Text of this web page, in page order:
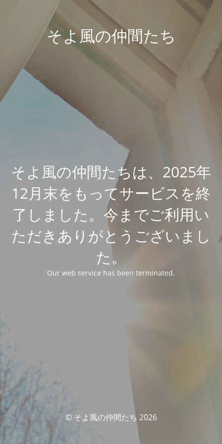
そよ風の仲間たち
そよ風の仲間たちは、2025年
12月末をもってサービスを終
了しました。今までご利用い
ただきありがとうございまし
た。
Our web service has been terminated.
© そよ風の仲間たち 2026